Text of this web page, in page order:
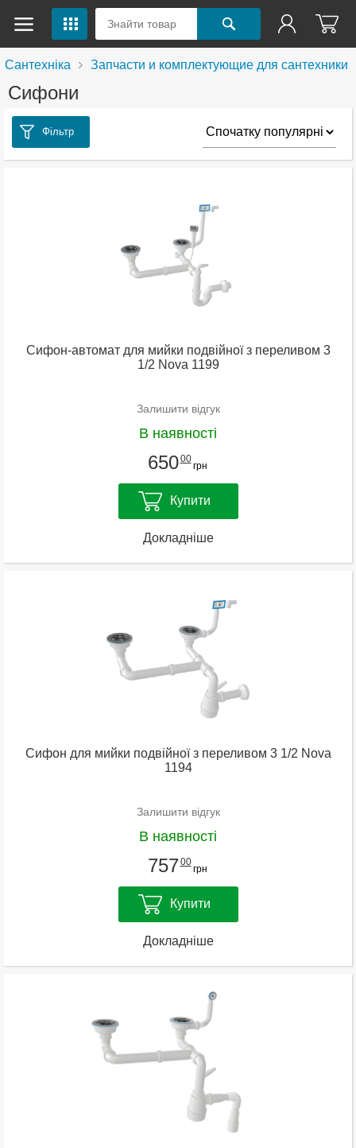
Сантехніка Запчасти и комплектующие для сантехники
Сифони
Фільтр
Сифон-автомат для мийки подвійної з переливом 3
1/2 Nova 1199
Залишити відгук
В наявності
65000
грн
Купити
Докладніше
Сифон для мийки подвійної з переливом 3 1/2 Nova
1194
Залишити відгук
В наявності
75700
грн
Купити
Докладніше